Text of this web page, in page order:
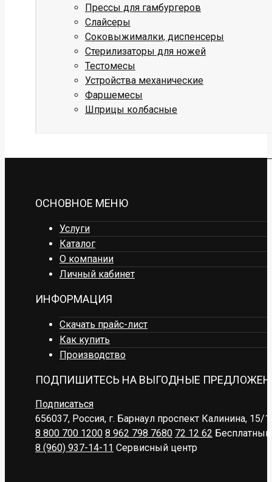
Прессы для гамбургеров
Слайсеры
Соковыжималки, диспенсеры
Стерилизаторы для ножей
Тестомесы
Устройства механические
Фаршемесы
Шприцы колбасные
ОСНОВНОЕ МЕНЮ
Услуги
Каталог
О компании
Личный кабинет
ИНФОРМАЦИЯ
Скачать прайс-лист
Как купить
Производство
ПОДПИШИТЕСЬ НА ВЫГОДНЫЕ
Подписаться
656037, Россия, г. Барнаул проспект Калинина, 15/1
8 800 700 1200 8 962 798 7680 72 12 62
8 (960) 937-14-11 Сервисный центр